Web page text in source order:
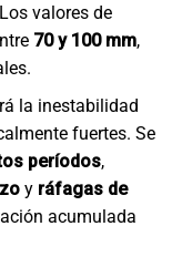
valores de
70 y 100 mm,
la inestabilidad
fuertes. Se
períodos,
y ráfagas de
acumulada